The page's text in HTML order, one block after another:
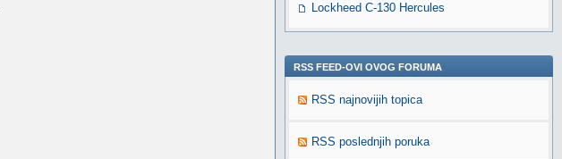
Lockheed C-130 Hercules
RSS FEED-OVI OVOG FORUMA
RSS najnovijih topica
RSS poslednjih poruka